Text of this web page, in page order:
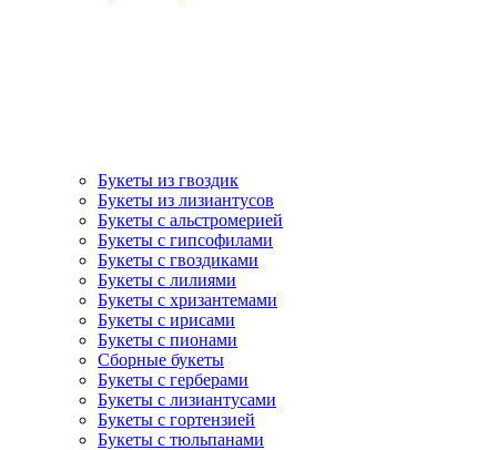
Букеты из гвоздик
Букеты из лизиантусов
Букеты с альстромерией
Букеты с гипсофилами
Букеты с гвоздиками
Букеты с лилиями
Букеты с хризантемами
Букеты с ирисами
Букеты с пионами
Сборные букеты
Букеты с герберами
Букеты с лизиантусами
Букеты с гортензией
Букеты с тюльпанами